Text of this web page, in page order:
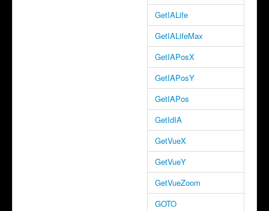
GetIALife
GetIALifeMax
GetIAPosX
GetIAPosY
GetIAPos
GetIdIA
GetVueX
GetVueY
GetVueZoom
GOTO